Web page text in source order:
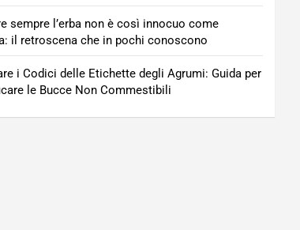
sempre l’erba non è così innocuo come
il retroscena che in pochi conoscono
i Codici delle Etichette degli Agrumi: Guida per
le Bucce Non Commestibili